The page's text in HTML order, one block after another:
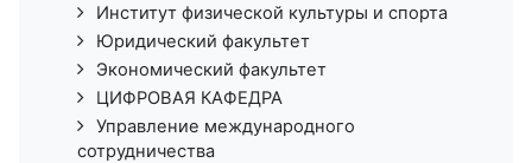
Институт физической культуры и спорта
Юридический факультет
Экономический факультет
ЦИФРОВАЯ КАФЕДРА
Управление международного
сотрудничества